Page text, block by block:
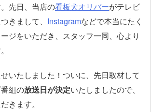
先日、当店の看板犬オリバーがテレビ
きまして、 Instagramなどで本当にたく
ジをいただき、スタッフ一同、心より
いたしました！ついに、先日取材して
組の放送日が決定いたしましたので、
きます。